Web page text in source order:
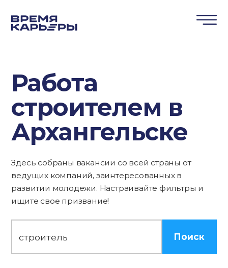
Работа
строителем в
Архангельске
Здесь собраны вакансии со всей страны от
ведущих компаний, заинтересованных в
развитии молодежи. Настраивайте фильтры и
ищите свое призвание!
Поиск